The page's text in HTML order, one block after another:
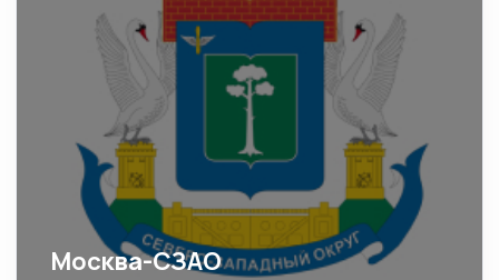
Москва-СЗАО